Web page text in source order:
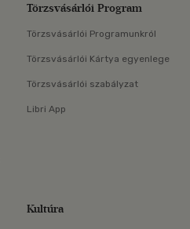
Törzsvásárlói Program
Törzsvásárlói Programunkról
Törzsvásárlói Kártya egyenlege
Törzsvásárlói szabályzat
Libri App
Kultúra